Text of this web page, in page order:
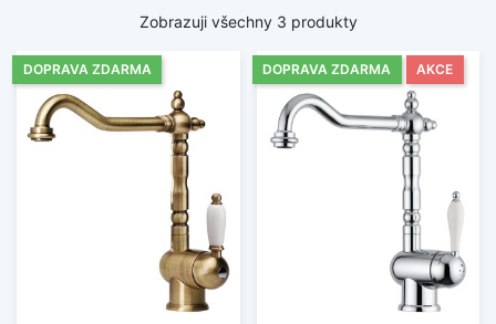
Zobrazuji všechny 3 produkty
DOPRAVA ZDARMA DOPRAVA ZDARMA AKCE